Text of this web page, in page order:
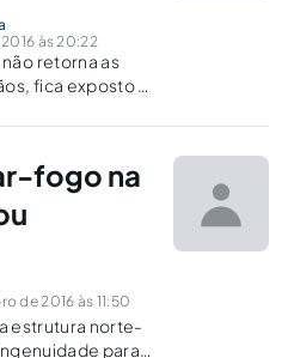
às 20:22
retorna as
fica exposto a
veem
dos
esse artigo...
fogo na
de 2016 às 11:50
estrutura norte-
para